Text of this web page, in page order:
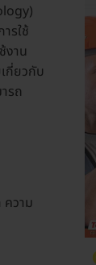
รใช้
งาน
กี่ยวกับ
รถ
ความ